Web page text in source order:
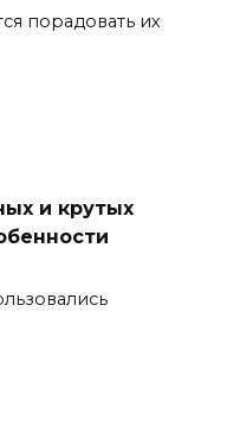
порадовать их
и крутых